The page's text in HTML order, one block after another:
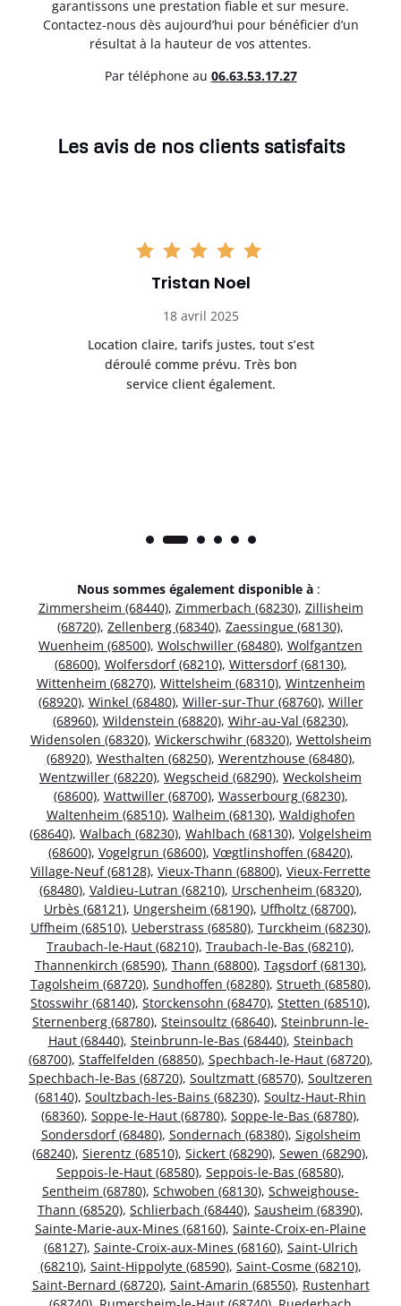
garantissons une prestation fiable et sur mesure.
Contactez-nous dès aujourd’hui pour bénéficier d’un
résultat à la hauteur de vos attentes.
Par téléphone au 06.63.53.17.27
Les avis de nos clients satisfaits
Tristan Noel
18 avril 2025
Location claire, tarifs justes, tout s’est
déroulé comme prévu. Très bon
service client également.
Nous sommes également disponible à :
Zimmersheim (68440), Zimmerbach (68230), Zillisheim
(68720), Zellenberg (68340), Zaessingue (68130),
Wuenheim (68500), Wolschwiller (68480), Wolfgantzen
(68600), Wolfersdorf (68210), Wittersdorf (68130),
Wittenheim (68270), Wittelsheim (68310), Wintzenheim
(68920), Winkel (68480), Willer-sur-Thur (68760), Willer
(68960), Wildenstein (68820), Wihr-au-Val (68230),
Widensolen (68320), Wickerschwihr (68320), Wettolsheim
(68920), Westhalten (68250), Werentzhouse (68480),
Wentzwiller (68220), Wegscheid (68290), Weckolsheim
(68600), Wattwiller (68700), Wasserbourg (68230),
Waltenheim (68510), Walheim (68130), Waldighofen
(68640), Walbach (68230), Wahlbach (68130), Volgelsheim
(68600), Vogelgrun (68600), Vœgtlinshoffen (68420),
Village-Neuf (68128), Vieux-Thann (68800), Vieux-Ferrette
(68480), Valdieu-Lutran (68210), Urschenheim (68320),
Urbès (68121), Ungersheim (68190), Uffholtz (68700),
Uffheim (68510), Ueberstrass (68580), Turckheim (68230),
Traubach-le-Haut (68210), Traubach-le-Bas (68210),
Thannenkirch (68590), Thann (68800), Tagsdorf (68130),
Tagolsheim (68720), Sundhoffen (68280), Strueth (68580),
Stosswihr (68140), Storckensohn (68470), Stetten (68510),
Sternenberg (68780), Steinsoultz (68640), Steinbrunn-le-
Haut (68440), Steinbrunn-le-Bas (68440), Steinbach
(68700), Staffelfelden (68850), Spechbach-le-Haut (68720),
Spechbach-le-Bas (68720), Soultzmatt (68570), Soultzeren
(68140), Soultzbach-les-Bains (68230), Soultz-Haut-Rhin
(68360), Soppe-le-Haut (68780), Soppe-le-Bas (68780),
Sondersdorf (68480), Sondernach (68380), Sigolsheim
(68240), Sierentz (68510), Sickert (68290), Sewen (68290),
Seppois-le-Haut (68580), Seppois-le-Bas (68580),
Sentheim (68780), Schwoben (68130), Schweighouse-
Thann (68520), Schlierbach (68440), Sausheim (68390),
Sainte-Marie-aux-Mines (68160), Sainte-Croix-en-Plaine
(68127), Sainte-Croix-aux-Mines (68160), Saint-Ulrich
(68210), Saint-Hippolyte (68590), Saint-Cosme (68210),
Saint-Bernard (68720), Saint-Amarin (68550), Rustenhart